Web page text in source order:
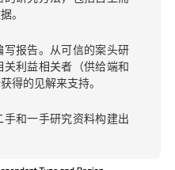
。
报告。从可信的案头研
利益相关者（供给端和
得的见解来支持。
和一手研究资料构建出